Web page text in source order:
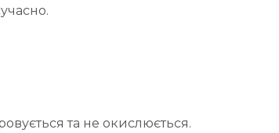
та не окислюється.